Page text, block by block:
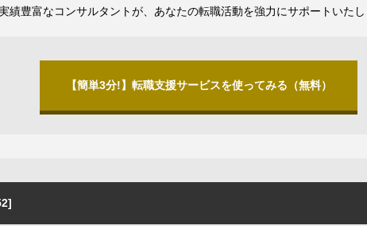
績豊富なコンサルタントが、あなたの転職活動を強力にサポートいたし
【簡単3分!】転職支援サービスを使ってみる（無料）